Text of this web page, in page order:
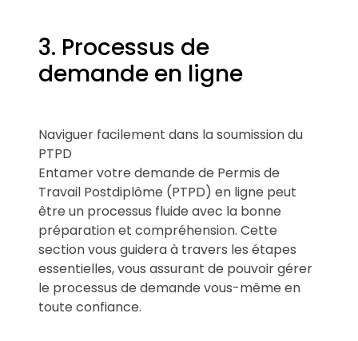
3. Processus de
demande en ligne
Naviguer facilement dans la soumission du
PTPD
Entamer votre demande de Permis de
Travail Postdiplôme (PTPD) en ligne peut
être un processus fluide avec la bonne
préparation et compréhension. Cette
section vous guidera à travers les étapes
essentielles, vous assurant de pouvoir gérer
le processus de demande vous-même en
toute confiance.